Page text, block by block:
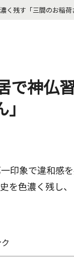
く残す「三間のお稲荷
で神仏
印象で違和感
を色濃く残し、